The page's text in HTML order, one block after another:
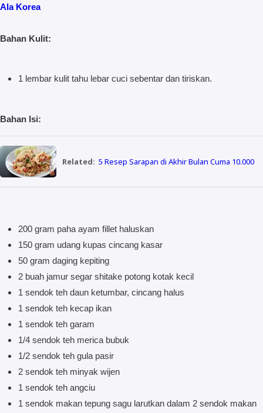
Ala Korea
Bahan Kulit:
1 lembar kulit tahu lebar cuci sebentar dan tiriskan.
Bahan Isi:
Related: 5 Resep Sarapan di Akhir Bulan Cuma 10.000
200 gram paha ayam fillet haluskan
150 gram udang kupas cincang kasar
50 gram daging kepiting
2 buah jamur segar shitake potong kotak kecil
1 sendok teh daun ketumbar, cincang halus
1 sendok teh kecap ikan
1 sendok teh garam
1/4 sendok teh merica bubuk
1/2 sendok teh gula pasir
2 sendok teh minyak wijen
1 sendok teh angciu
1 sendok makan tepung sagu larutkan dalam 2 sendok makan